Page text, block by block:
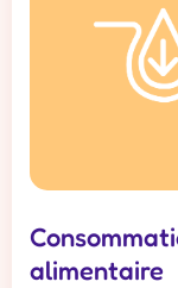
alimentaire